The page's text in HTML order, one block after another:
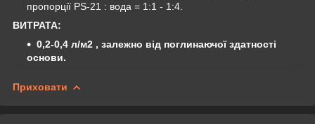
пропорції PS-21 : вода = 1:1 - 1:4.
ВИТРАТА:
0,2-0,4 л/м2 , залежно від поглинаючої здатності
основи.
Приховати